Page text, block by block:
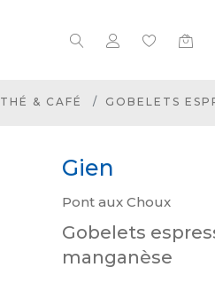
THÉ & CAFÉ GOBELETS
Gien
Pont aux Choux
Gobelets
manganèse